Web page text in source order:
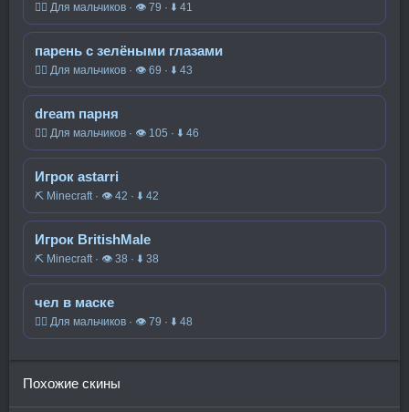
🧍‍♂️ Для мальчиков · 👁 79 · ⬇ 41
парень с зелёными глазами
🧍‍♂️ Для мальчиков · 👁 69 · ⬇ 43
dream парня
🧍‍♂️ Для мальчиков · 👁 105 · ⬇ 46
Игрок astarri
⛏️ Minecraft · 👁 42 · ⬇ 42
Игрок BritishMale
⛏️ Minecraft · 👁 38 · ⬇ 38
чел в маске
🧍‍♂️ Для мальчиков · 👁 79 · ⬇ 48
Похожие скины